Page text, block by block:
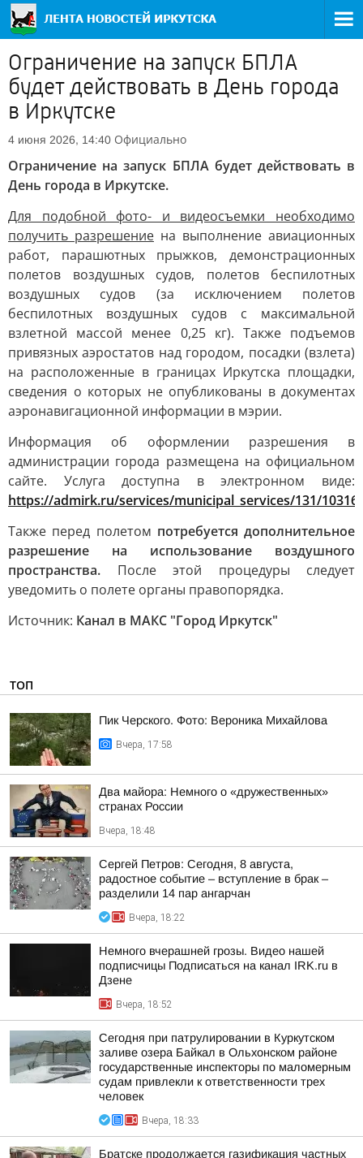
Ограничение на запуск БПЛА
будет действовать в День города
в Иркутске
4 июня 2026, 14:40 Официально
Ограничение на запуск БПЛА будет действовать в
День города в Иркутске.
Для подобной фото- и видеосъемки необходимо
получить разрешение на выполнение авиационных
работ, парашютных прыжков, демонстрационных
полетов воздушных судов, полетов беспилотных
воздушных судов (за исключением полетов
беспилотных воздушных судов с максимальной
взлетной массой менее 0,25 кг). Также подъемов
привязных аэростатов над городом, посадки (взлета)
на расположенные в границах Иркутска площадки,
сведения о которых не опубликованы в документах
аэронавигационной информации в мэрии.
Информация об оформлении разрешения в
администрации города размещена на официальном
сайте. Услуга доступна в электронном виде:
https://admirk.ru/services/municipal_services/131/
Также перед полетом потребуется дополнительное
разрешение на использование воздушного
пространства. После этой процедуры следует
уведомить о полете органы правопорядка.
Источник: Канал в МАКС "Город Иркутск"
ТОП
Пик Черского. Фото: Вероника Михайлова
Вчера, 17:58
Два майора: Немного о «дружественных»
странах России
Вчера, 18:48
Сергей Петров: Сегодня, 8 августа,
радостное событие – вступление в брак –
разделили 14 пар ангарчан
Вчера, 18:22
Немного вчерашней грозы. Видео нашей
подписчицы Подписаться на канал IRK.ru в
Дзене
Вчера, 18:52
Сегодня при патрулировании в Куркутском
заливе озера Байкал в Ольхонском районе
государственные инспекторы по маломерным
судам привлекли к ответственности трех
человек
Вчера, 18:33
Братске продолжается газификация частных